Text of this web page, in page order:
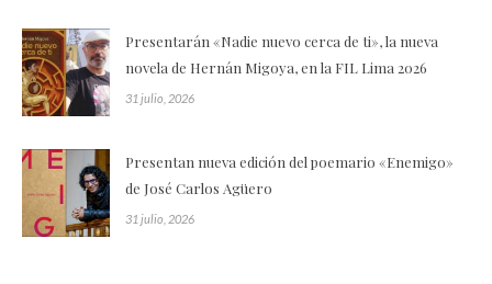
Presentarán «Nadie nuevo cerca de ti», la nueva
novela de Hernán Migoya, en la FIL Lima 2026
31 julio, 2026
Presentan nueva edición del poemario «Enemigo»
de José Carlos Agüero
31 julio, 2026